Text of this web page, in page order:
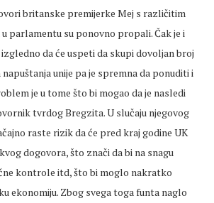
britanske premijerke Mej s različitim
parlamentu su ponovno propali. Čak je i
izgledno da će uspeti da skupi dovoljan broj
unije pa je spremna da ponuditi i
je u tome što bi mogao da je nasledi
tvrdog Bregzita. U slučaju njegovog
raste rizik da će pred kraj godine UK
dogovora, što znači da bi na snagu
kontrole itd, što bi moglo nakratko
ekonomiju. Zbog svega toga funta naglo